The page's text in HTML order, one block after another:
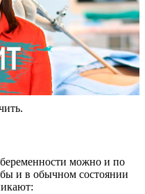
можно и по
и в обычном состоянии